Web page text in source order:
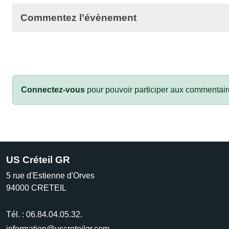
Commentez l’évènement
Connectez-vous pour pouvoir participer aux
US Créteil GR
5 rue d'Estienne d'Orves
94000 CRETEIL
Tél. : 06.84.04.05.32.